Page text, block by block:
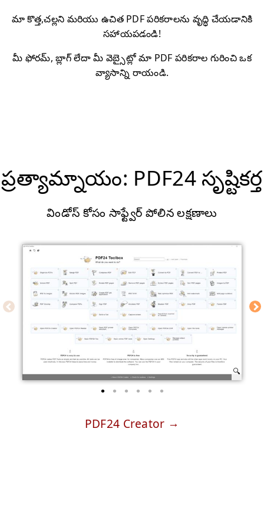
మా కొత్త,చల్లని మరియు ఉచిత PDF పరికరాలను వృద్ధి చేయడానికి
సహాయపడండి!
మీ ఫోరమ్, బ్లాగ్ లేదా మీ వెబ్సైట్లో మా PDF పరికరాల గురించి ఒక
వ్యాసాన్ని రాయండి.
ప్రత్యామ్నాయం: PDF24 సృష్టికర్త
విండోస్ కోసం సాఫ్ట్వేర్ పోలిన లక్షణాలు
PDF24 Creator